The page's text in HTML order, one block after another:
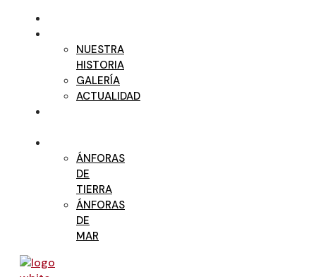
NUESTRA
HISTORIA
GALERÍA
ACTUALIDAD
ÁNFORAS
DE
TIERRA
ÁNFORAS
DE
MAR